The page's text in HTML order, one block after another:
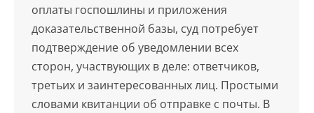
оплаты госпошлины и приложения
доказательственной базы, суд потребует
подтверждение об уведомлении всех
сторон, участвующих в деле: ответчиков,
третьих и заинтересованных лиц. Простыми
словами квитанции об отправке с почты. В